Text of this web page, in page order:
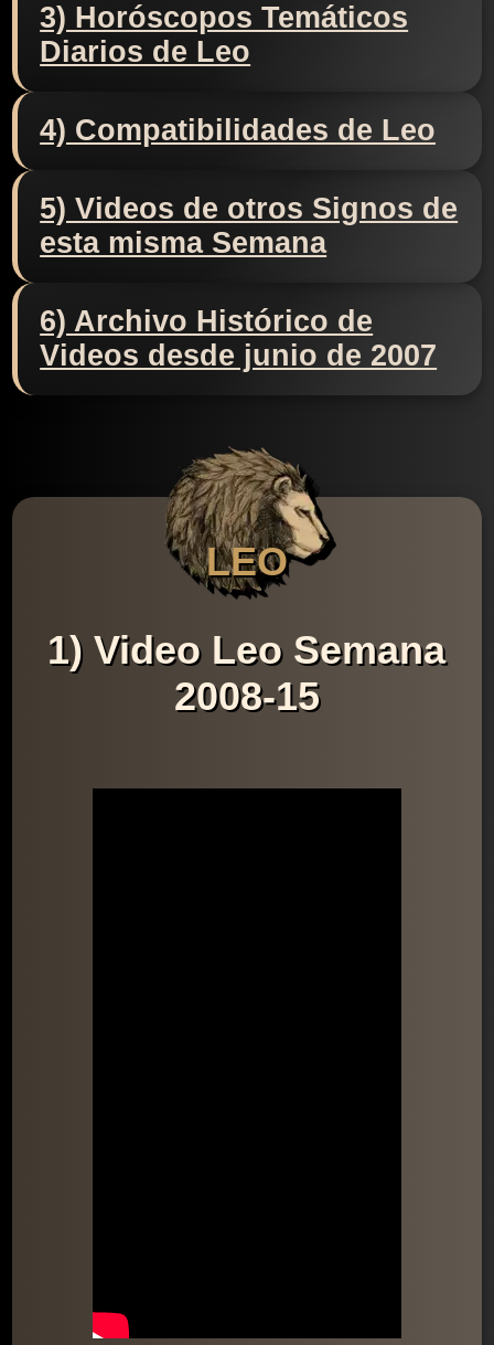
3) Horóscopos Temáticos
Diarios de Leo
4) Compatibilidades de Leo
5) Videos de otros Signos de
esta misma Semana
6) Archivo Histórico de
Videos desde junio de 2007
LEO
1) Video Leo Semana
2008-15